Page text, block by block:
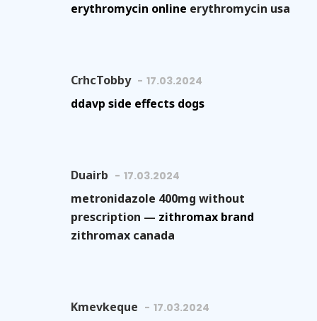
erythromycin online erythromycin usa
CrhcTobby 17.03.2024
ddavp side effects dogs
Duairb 17.03.2024
metronidazole 400mg without
prescription — zithromax brand
zithromax canada
Kmevkeque 17.03.2024